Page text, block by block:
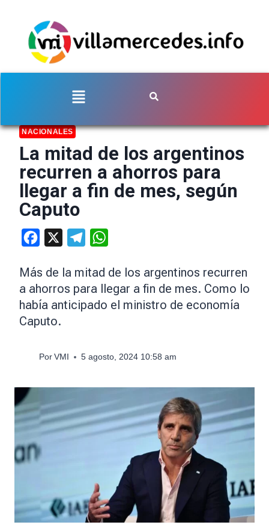
NACIONALES
La mitad de los argentinos
recurren a ahorros para
llegar a fin de mes, según
Caputo
Facebook Telegram
Más de la mitad de los argentinos recurren
a ahorros para llegar a fin de mes. Como lo
había anticipado el ministro de economía
Caputo.
Por VMI 5 agosto, 2024 10:58 am